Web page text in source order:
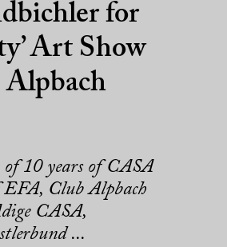
for
Art Show
Alpbach
of 10 years of CASA
EFA, Club Alpbach
CASA,
...